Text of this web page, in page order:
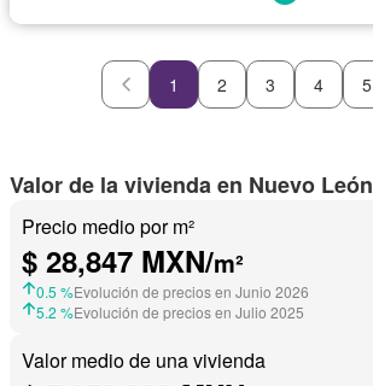
1 2 3 4 5
Valor de la vivienda en Nuevo León
Precio medio por m²
$ 28,847 MXN/m²
0.5 %Evolución de precios en Junio 2026
5.2 %Evolución de precios en Julio 2025
Valor medio de una vivienda